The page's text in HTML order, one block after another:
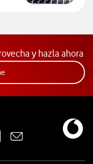
Comparador
y hazla ahora
Acceder a la app Mi